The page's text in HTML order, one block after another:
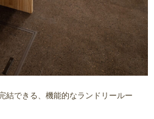
結できる、機能的なランドリールー